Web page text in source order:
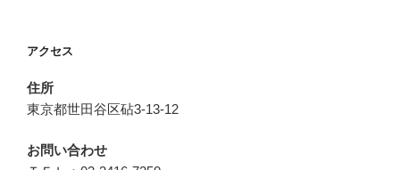
アクセス
住所
東京都世田谷区砧3-13-12
お問い合わせ